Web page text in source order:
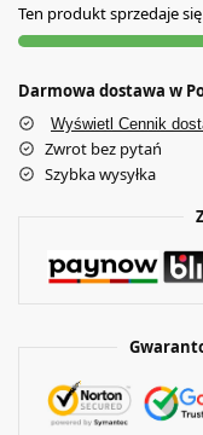
Ten produkt sprzedaje
Darmowa dostawa w
Wyświetl Cennik
Zwrot bez pytań
Szybka wysyłka